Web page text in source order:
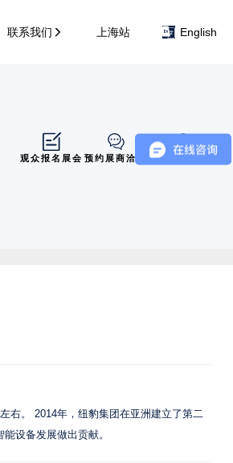
联系我们 上海站 English
观众报名展会 预约展商洽谈 展商展位导览
右。 2014年，纽豹集团在亚洲建立了第二
设备发展做出贡献。